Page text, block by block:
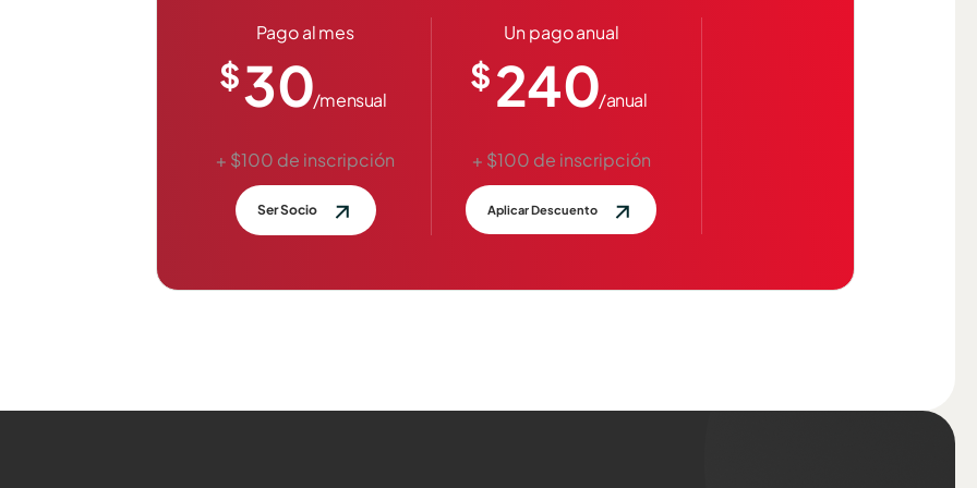
Pago al mes
$30/mensual
+ $100 de inscripción
Ser Socio
Un pago anual
$240/anual
+ $100 de inscripción
Aplicar Descuento